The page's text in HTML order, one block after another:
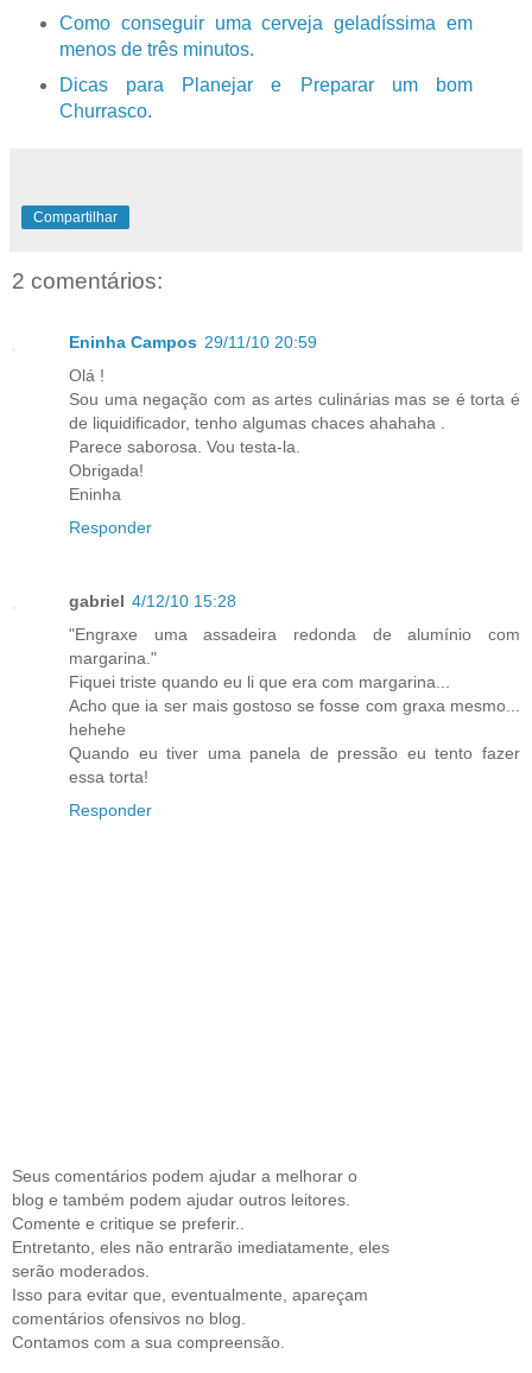
Como conseguir uma cerveja geladíssima em
menos de três minutos.
Dicas para Planejar e Preparar um bom
Churrasco.
Compartilhar
2 comentários:
Eninha Campos 29/11/10 20:59
Olá !
Sou uma negação com as artes culinárias mas se é torta é
de liquidificador, tenho algumas chaces ahahaha .
Parece saborosa. Vou testa-la.
Obrigada!
Eninha
Responder
gabriel 4/12/10 15:28
"Engraxe uma assadeira redonda de alumínio com
margarina."
Fiquei triste quando eu li que era com margarina...
Acho que ia ser mais gostoso se fosse com graxa mesmo...
hehehe
Quando eu tiver uma panela de pressão eu tento fazer
essa torta!
Responder
Seus comentários podem ajudar a melhorar o
blog e também podem ajudar outros leitores.
Comente e critique se preferir..
Entretanto, eles não entrarão imediatamente, eles
serão moderados.
Isso para evitar que, eventualmente, apareçam
comentários ofensivos no blog.
Contamos com a sua compreensão.